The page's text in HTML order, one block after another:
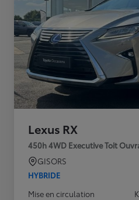
Lexus RX
450h 4WD Executive Toit
GISORS
HYBRIDE
Mise en circulation